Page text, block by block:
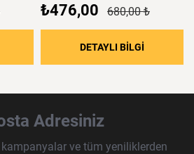
: Doğu Hilafeti’nin Toprakları İslam
₺476,00 680,00 ₺
DETAYLI BİLGİ
Adresiniz
kampanyalar ve tüm yeniliklerden